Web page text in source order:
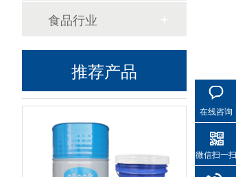
食品行业
推荐产品
高温导热油KD-320
在线咨询
微信扫一扫